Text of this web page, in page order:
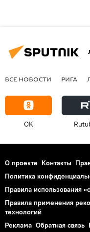
ВСЕ НОВОСТИ РИГА
OK
О проекте Контакты
Политика
Правила использования
Правила применения
технологий
Реклама Обратная связь